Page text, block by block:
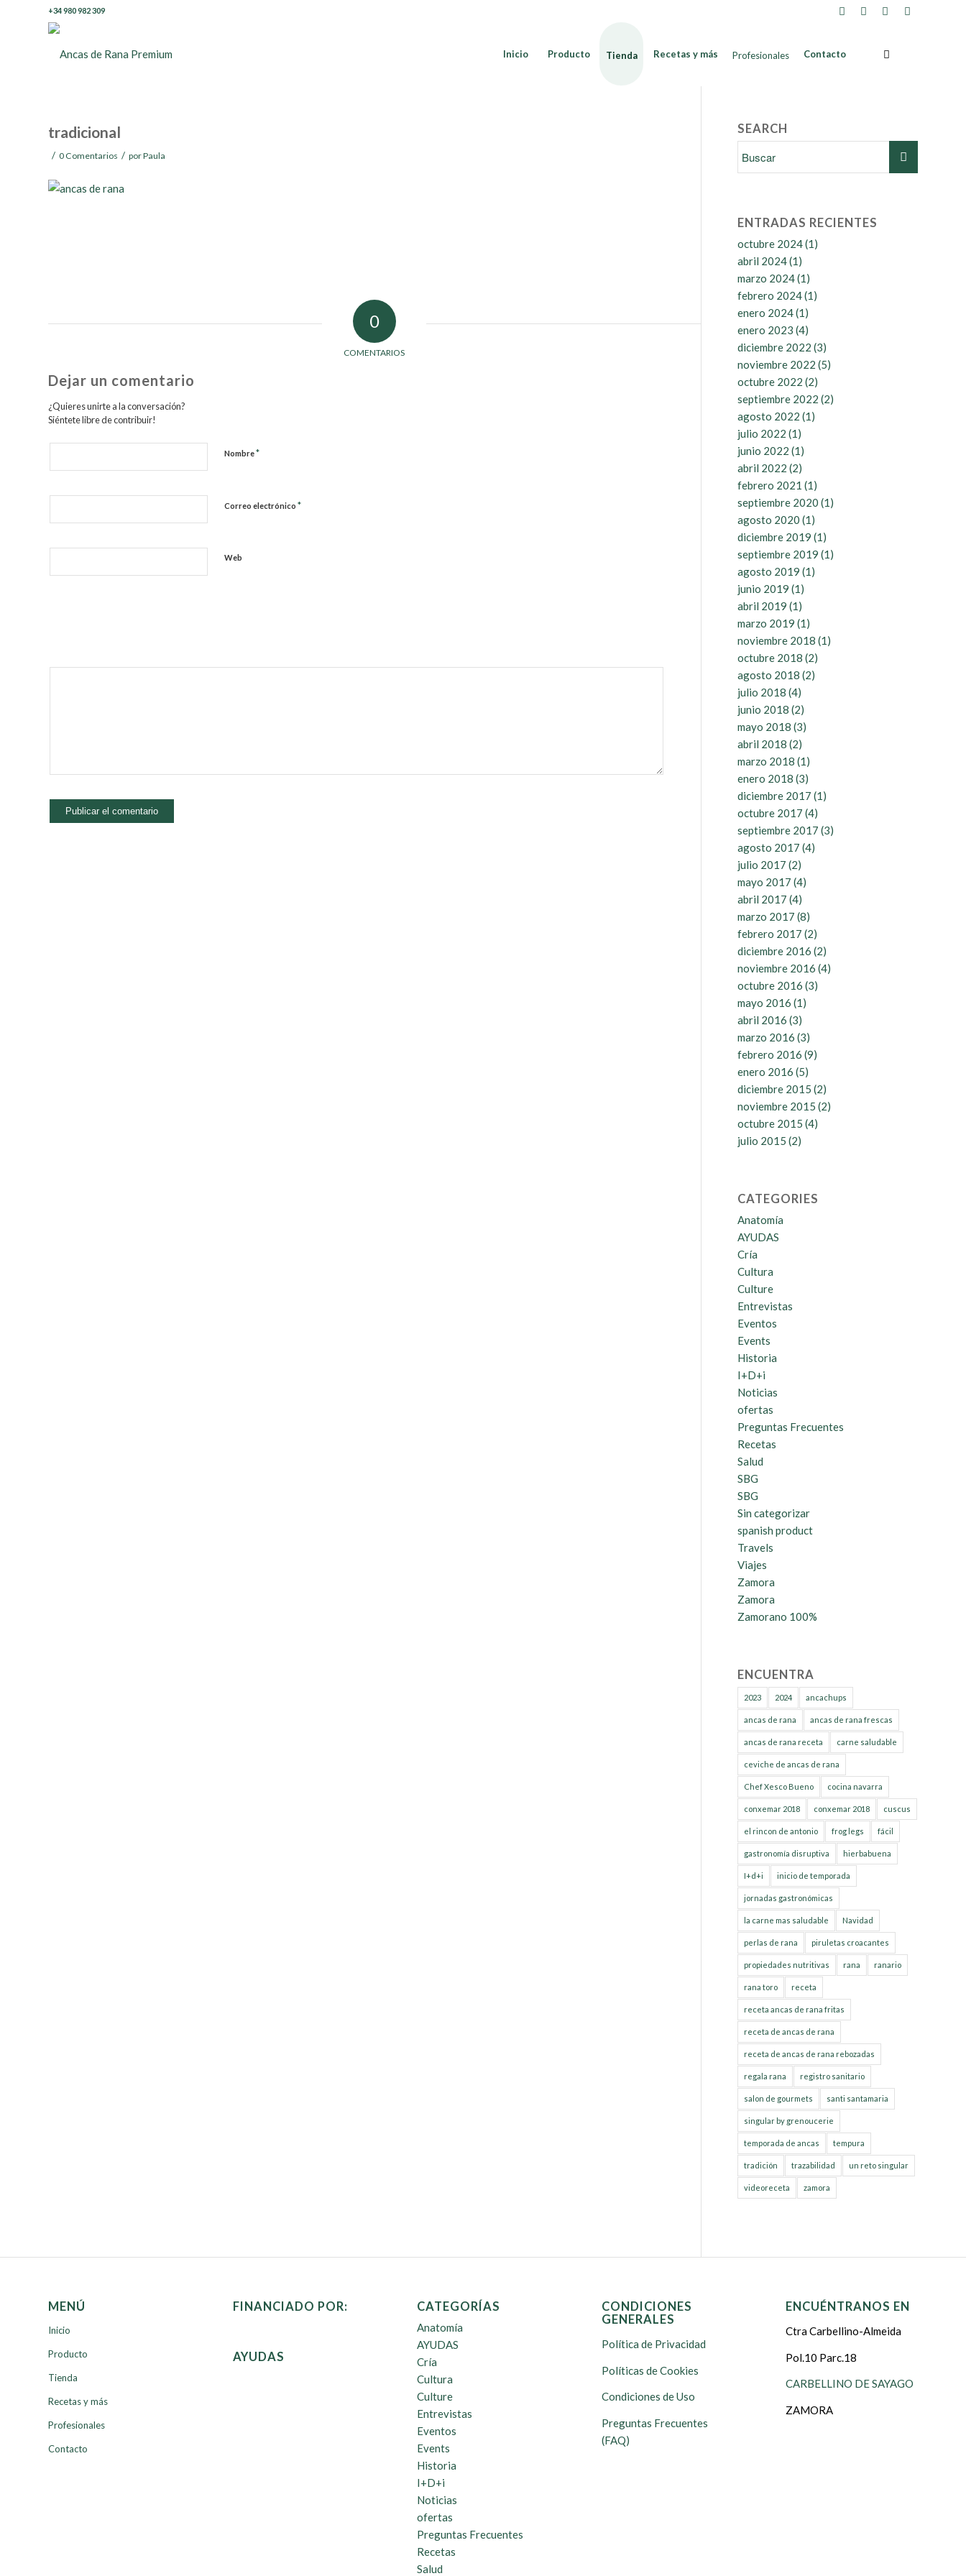
+34 980 982 309
Inicio Producto Tienda Recetas y más Profesionales Contacto
tradicional
/ 0 Comentarios / porPaula
0
COMENTARIOS
Dejar un comentario
¿Quieres unirte a la conversación?
Siéntete libre de contribuir!
Nombre*
Correo electrónico *
Web
SEARCH
ENTRADAS RECIENTES
octubre 2024(1)
abril 2024(1)
marzo 2024(1)
febrero 2024(1)
enero 2024(1)
enero 2023 (4)
diciembre 2022 (3)
noviembre 2022 (5)
octubre 2022 (2)
septiembre 2022 (2)
agosto 2022 (1)
julio 2022 (1)
junio 2022 (1)
abril 2022 (2)
febrero 2021 (1)
septiembre 2020 (1)
agosto 2020 (1)
diciembre 2019 (1)
septiembre 2019 (1)
agosto 2019 (1)
junio 2019 (1)
abril 2019 (1)
marzo 2019 (1)
noviembre 2018 (1)
octubre 2018 (2)
agosto 2018 (2)
julio 2018 (4)
junio 2018 (2)
mayo 2018 (3)
abril 2018 (2)
marzo 2018 (1)
enero 2018 (3)
diciembre 2017 (1)
octubre 2017 (4)
septiembre 2017 (3)
agosto 2017 (4)
julio 2017 (2)
mayo 2017 (4)
abril 2017 (4)
marzo 2017 (8)
febrero 2017 (2)
diciembre 2016 (2)
noviembre 2016 (4)
octubre 2016 (3)
mayo 2016 (1)
abril 2016 (3)
marzo 2016 (3)
febrero 2016 (9)
enero 2016 (5)
diciembre 2015 (2)
noviembre 2015 (2)
octubre 2015 (4)
julio 2015 (2)
CATEGORIES
Anatomía
AYUDAS
Cría
Cultura
Culture
Entrevistas
Eventos
Events
Historia
I+D+i
Noticias
ofertas
Preguntas Frecuentes
Recetas
Salud
SBG
SBG
Sin categorizar
spanish product
Travels
Viajes
Zamora
Zamora
Zamorano 100%
ENCUENTRA
2023 2024 ancachups
ancas de rana ancas de rana frescas
ancas de rana receta carne saludable
ceviche de ancas de rana
Chef Xesco Bueno cocina navarra
conxemar 2018 conxemar 2018 cuscus
el rincon de antonio frog legs fácil
gastronomía disruptiva hierbabuena
I+d+i inicio de temporada
jornadas gastronómicas
la carne mas saludable Navidad
perlas de rana piruletas croacantes
propiedades nutritivas rana ranario
rana toro receta
receta ancas de rana fritas
receta de ancas de rana
receta de ancas de rana rebozadas
regala rana registro sanitario
salon de gourmets santi santamaria
singular by grenoucerie
temporada de ancas tempura
tradición trazabilidad un reto singular
videoreceta zamora
MENÚ
Inicio
Producto
Tienda
Recetas y más
Profesionales
Contacto
FINANCIADO POR:
AYUDAS
CATEGORÍAS
Anatomía
AYUDAS
Cría
Cultura
Culture
Entrevistas
Eventos
Events
Historia
I+D+i
Noticias
ofertas
Preguntas Frecuentes
Recetas
Salud
CONDICIONES
GENERALES
Política de Privacidad
Políticas de Cookies
Condiciones de Uso
Preguntas Frecuentes
(FAQ)
ENCUÉNTRANOS EN
Ctra Carbellino-Almeida
Pol.10 Parc.18
CARBELLINO DE SAYAGO
ZAMORA